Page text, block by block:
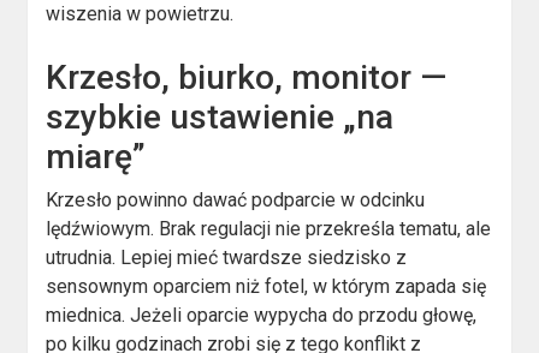
wiszenia w powietrzu.
Krzesło, biurko, monitor —
szybkie ustawienie „na
miarę”
Krzesło powinno dawać podparcie w odcinku
lędźwiowym. Brak regulacji nie przekreśla tematu, ale
utrudnia. Lepiej mieć twardsze siedzisko z
sensownym oparciem niż fotel, w którym zapada się
miednica. Jeżeli oparcie wypycha do przodu głowę,
po kilku godzinach zrobi się z tego konflikt z